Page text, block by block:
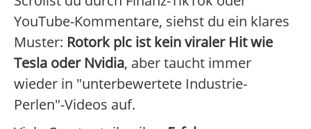
YouTube-Kommentare, siehst du ein klares
Muster: Rotork plc ist kein viraler Hit wie
Tesla oder Nvidia, aber taucht immer
wieder in "unterbewertete Industrie-
Perlen"-Videos auf.